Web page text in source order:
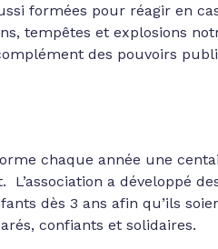
formées pour réagir en
tempêtes et explosions
des pouvoirs
chaque année une
a développé
dès 3 ans afin qu’ils
confiants et solidaires.